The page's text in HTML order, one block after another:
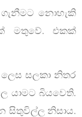
නොහැකි
මතුවේ. එකක්
සලකා නිතර
යාමට බියවෙති.
සිතුවිල්ල නිසාය.